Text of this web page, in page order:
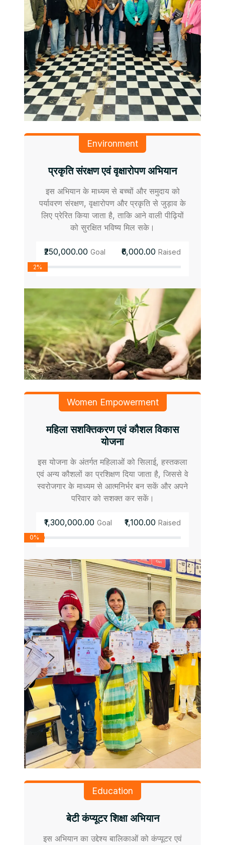
Environment
प्रकृति संरक्षण एवं वृक्षारोपण अभियान
इस अभियान के माध्यम से बच्चों और समुदाय को
पर्यावरण संरक्षण, वृक्षारोपण और प्रकृति से जुड़ाव के
लिए प्रेरित किया जाता है, ताकि आने वाली पीढ़ियों
को सुरक्षित भविष्य मिल सके।
₹250,000.00 Goal ₹6,000.00 Raised
2%
Women Empowerment
महिला सशक्तिकरण एवं कौशल विकास
योजना
इस योजना के अंतर्गत महिलाओं को सिलाई, हस्तकला
एवं अन्य कौशलों का प्रशिक्षण दिया जाता है, जिससे वे
स्वरोजगार के माध्यम से आत्मनिर्भर बन सकें और अपने
परिवार को सशक्त कर सकें।
₹1,300,000.00 Goal ₹1,100.00 Raised
0%
Education
बेटी कंप्यूटर शिक्षा अभियान
इस अभियान का उद्देश्य बालिकाओं को कंप्यूटर एवं